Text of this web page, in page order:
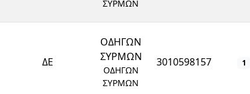
ΣΥΡΜΩΝ
ΔΕ
ΟΔΗΓΩΝ
ΣΥΡΜΩΝ
ΟΔΗΓΩΝ
ΣΥΡΜΩΝ
3010598157 1